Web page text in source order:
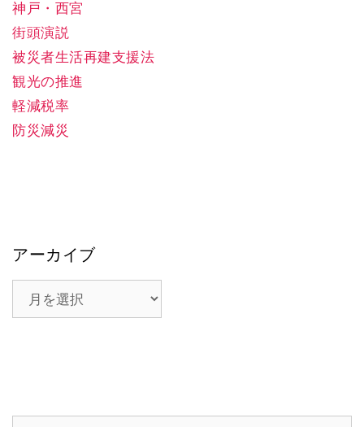
神戸・西宮
街頭演説
被災者生活再建支援法
観光の推進
軽減税率
防災減災
アーカイブ